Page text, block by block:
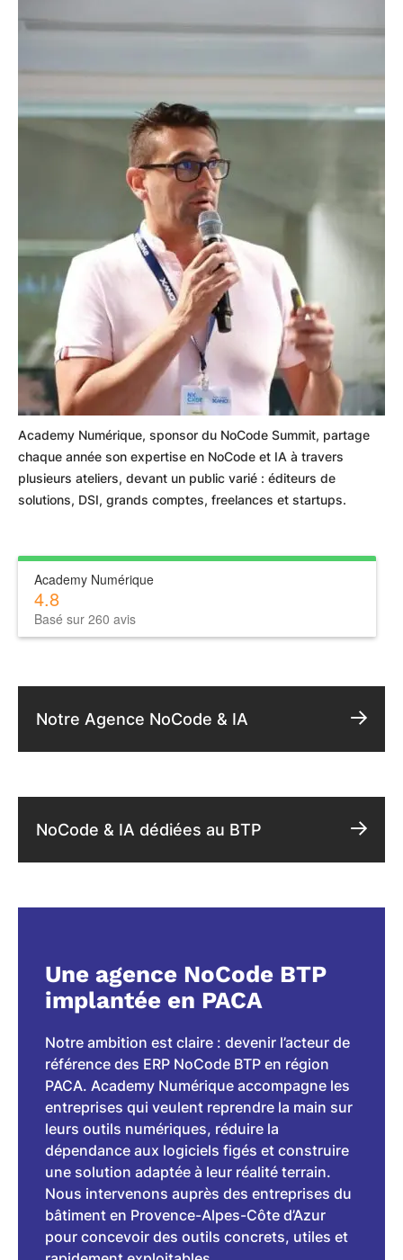
Academy Numérique, sponsor du NoCode Summit, partage
chaque année son expertise en NoCode et IA à travers
plusieurs ateliers, devant un public varié : éditeurs de
solutions, DSI, grands comptes, freelances et startups.
Academy Numérique
4.8
Basé sur 260 avis
Notre Agence NoCode & IA
NoCode & IA dédiées au BTP
Une agence NoCode BTP
implantée en PACA
Notre ambition est claire : devenir l’acteur de
référence des ERP NoCode BTP en région
PACA. Academy Numérique accompagne les
entreprises qui veulent reprendre la main sur
leurs outils numériques, réduire la
dépendance aux logiciels figés et construire
une solution adaptée à leur réalité terrain.
Nous intervenons auprès des entreprises du
bâtiment en Provence-Alpes-Côte d’Azur
pour concevoir des outils concrets, utiles et